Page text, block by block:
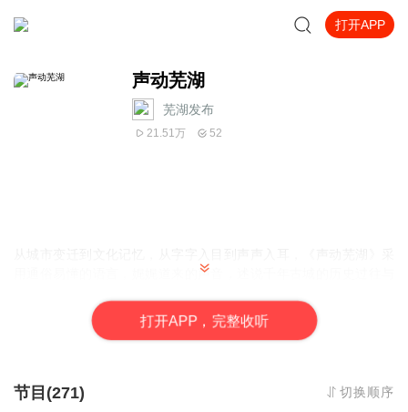
打开APP
声动芜湖
芜湖发布
21.51万 52
娓娓道来的声音，
打开APP，完整收听
节目(271) 切换顺序